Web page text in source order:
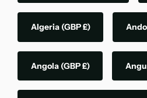
Algeria (GBP £)
Angola (GBP £)